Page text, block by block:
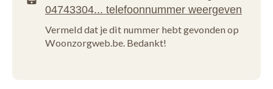
Vermeld dat je dit nummer hebt gevonden op
Woonzorgweb.be. Bedankt!